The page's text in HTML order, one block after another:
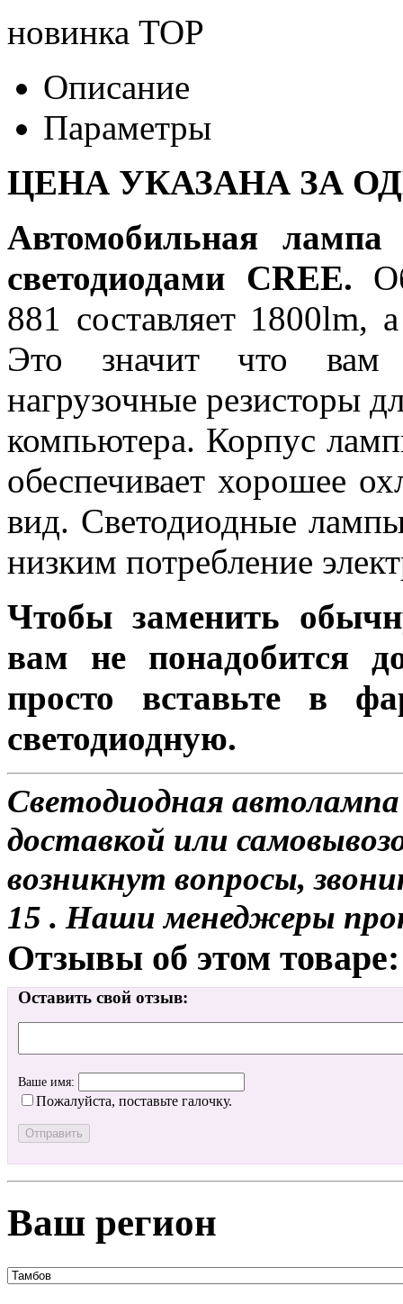
новинка TOP
Описание
Параметры
ЦЕНА УКАЗАНА ЗА
Автомобильная
светодиодами CREE.
881 составляет 1800lm,
Это значит что вам
нагрузочные резисторы
компьютера. Корпус
обеспечивает хорошее
вид. Светодиодные
низким потребление
Чтобы заменить
вам не понадобится
просто вставьте в
светодиодную.
Светодиодная
доставкой или
возникнут вопросы,
15 . Наши менеджеры
Отзывы об этом товаре:
Оставить свой отзыв:
Ваше имя:
Пожалуйста, поставьте галочку.
Ваш регион